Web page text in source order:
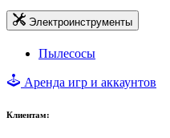
Электроинструменты
Пылесосы
Аренда игр и аккаунтов
Клиентам: